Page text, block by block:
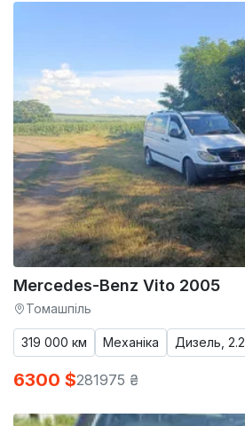
Mercedes-Benz Vito 2005
Томашпіль
319 000 км Механіка Дизель, 2.2
6300 $281975 ₴